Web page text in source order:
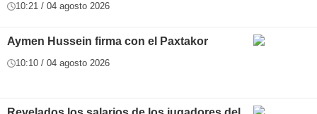
10:21 / 04 agosto 2026
Aymen Hussein firma con el Paxtakor
10:10 / 04 agosto 2026